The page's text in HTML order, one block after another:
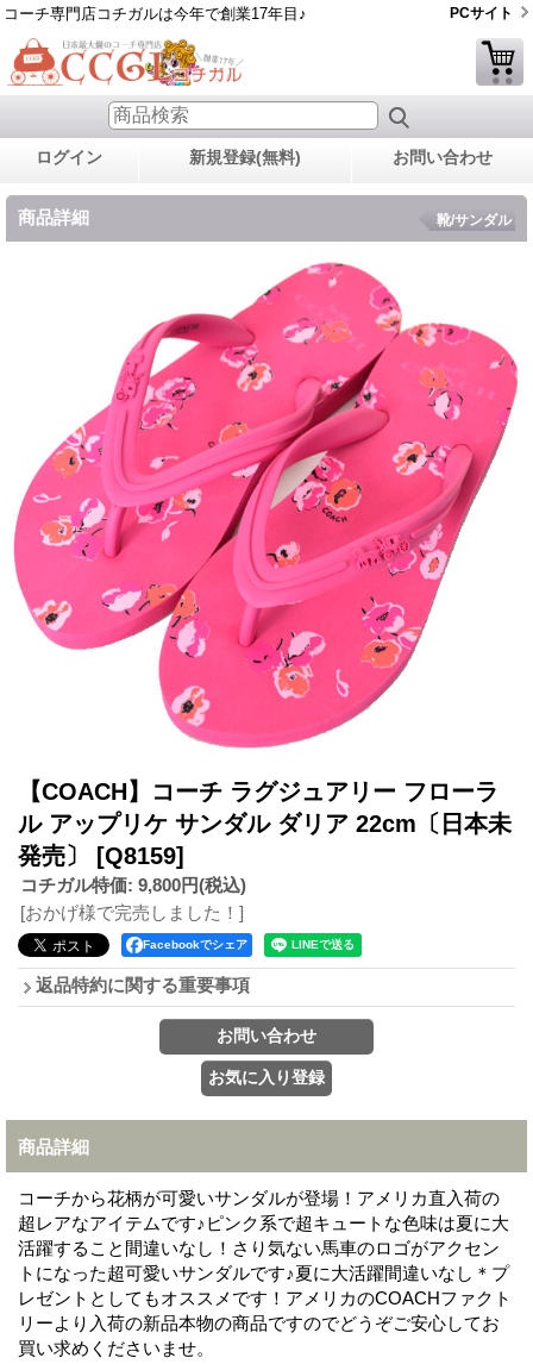
コーチ専門店コチガルは今年で創業17年目♪ PCサイト
ログイン 新規登録(無料) お問い合わせ
商品詳細 靴/サンダル
【COACH】コーチ ラグジュアリー フローラ
ル アップリケ サンダル ダリア 22cm〔日本未
発売〕 [Q8159]
コチガル特価: 9,800円(税込)
[おかげ様で完売しました！]
Facebookでシェア
返品特約に関する重要事項
商品詳細
コーチから花柄が可愛いサンダルが登場！アメリカ直入荷の
超レアなアイテムです♪ピンク系で超キュートな色味は夏に大
活躍すること間違いなし！さり気ない馬車のロゴがアクセン
トになった超可愛いサンダルです♪夏に大活躍間違いなし＊プ
レゼントとしてもオススメです！アメリカのCOACHファクト
リーより入荷の新品本物の商品ですのでどうぞご安心してお
買い求めくださいませ。